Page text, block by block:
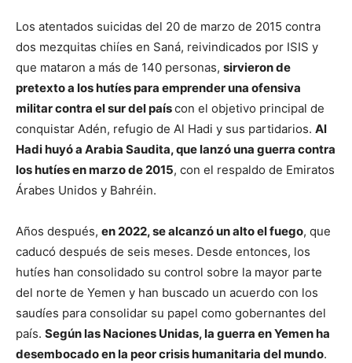
Los atentados suicidas del 20 de marzo de 2015 contra
dos mezquitas chiíes en Saná, reivindicados por ISIS y
que mataron a más de 140 personas, sirvieron de
pretexto a los hutíes para emprender una ofensiva
militar contra el sur del paíscon el objetivo principal de
conquistar Adén, refugio de Al Hadi y sus partidarios. Al
Hadi huyó a Arabia Saudita, que lanzó una guerra contra
los hutíes en marzo de 2015, con el respaldo de Emiratos
Árabes Unidos y Bahréin.
Años después, en 2022, se alcanzó un alto el fuego, que
caducó después de seis meses. Desde entonces, los
hutíes han consolidado su control sobre la mayor parte
del norte de Yemen y han buscado un acuerdo con los
saudíes para consolidar su papel como gobernantes del
país. Según las Naciones Unidas, la guerra en Yemen ha
desembocado en la peor crisis humanitaria del mundo.